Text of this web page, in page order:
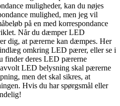
muligheder, kan du nøjes
mulighed, men jeg vil
på en med korrespondance
Når du dæmper LED
dig, at pærerne kan dæmpes. Her
omkring LED pærer, eller se i
finder deres LED pærerne
LED belysning skal pærerne
men det skal sikres, at
Hvis du har spørgsmål eller